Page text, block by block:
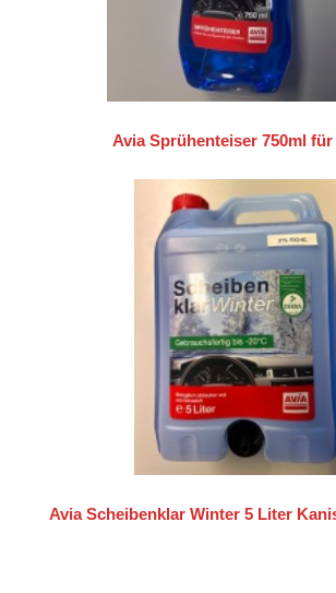
Avia Sprühenteiser 750ml für
Avia Scheibenklar Winter 5 Liter